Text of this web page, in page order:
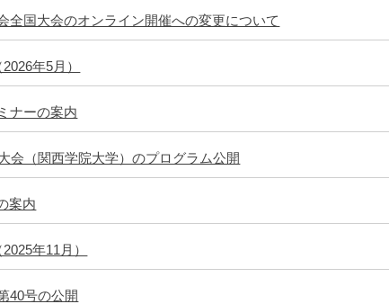
全国大会のオンライン開催への変更について
年5月）
ナーの案内
会（関西学院大学）のプログラム公開
案内
年11月）
40号の公開